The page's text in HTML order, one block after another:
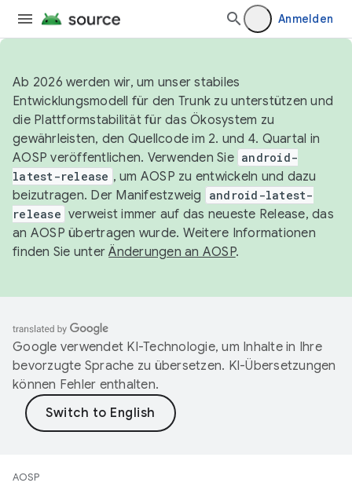
Anmelden
Ab 2026 werden wir, um unser stabiles
Entwicklungsmodell für den Trunk zu unterstützen und
die Plattformstabilität für das Ökosystem zu
gewährleisten, den Quellcode im 2. und 4. Quartal in
AOSP veröffentlichen. Verwenden Sie android-
latest-release , um AOSP zu entwickeln und dazu
beizutragen. Der Manifestzweig
android-latest-
release verweist immer auf das neueste Release, das
an AOSP übertragen wurde. Weitere Informationen
finden Sie unterÄnderungen an AOSP.
Google verwendet KI-Technologie, um Inhalte in Ihre
bevorzugte Sprache zu übersetzen. KI-Übersetzungen
können Fehler enthalten.
AOSP